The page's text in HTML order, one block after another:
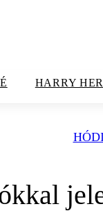
HARRY